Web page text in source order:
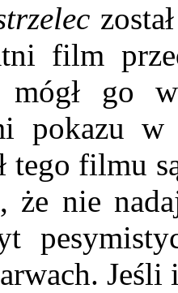
film
go
pokazu
tego filmu
że nie